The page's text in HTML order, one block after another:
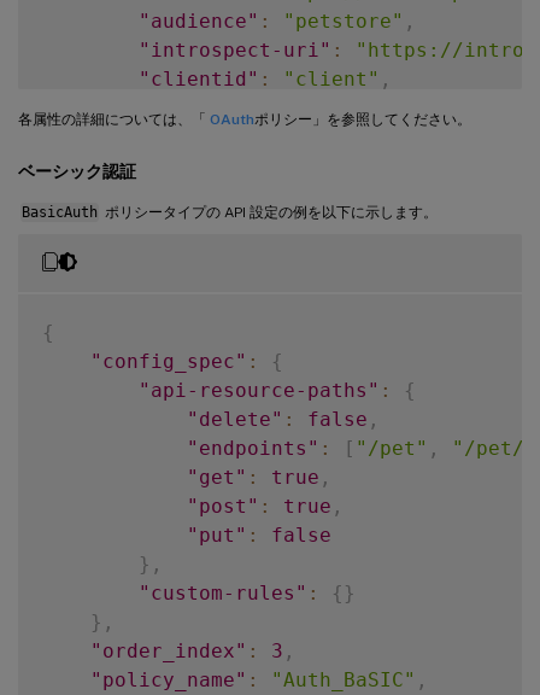
"audience" : "petstore" ,
"introspect-uri" :
"https://
"clientid" : "client" ,
"clientsecret"
"clientsecret"
"rs256": true ,
"policy_name"
:
"Jwt_auth_policy"
各属性の詳細については、「 OAuthポリシー」を参照してください。
ベーシック認証
BasicAuth ポリシータイプの API 設定の例を以下に示します。
{
"config_spec" :
{
"api-resource-paths" :
{
"delete" : false ,
"endpoints" : [ "/pet" ,
"/pet/
"get" : true ,
"post" : true ,
"put" :
false
} ,
"custom-rules" : { }
} ,
"order_index" : 3 ,
"policy_name" : "Auth_BaSIC" ,